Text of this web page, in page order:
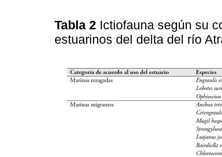
Tabla 2 Ictiofauna según su
estuarinos del delta del río